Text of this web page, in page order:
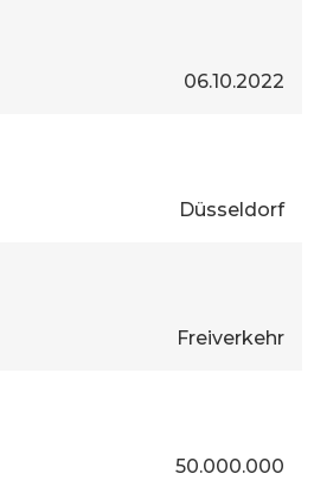
06.10.2022
Düsseldorf
Freiverkehr
50.000.000